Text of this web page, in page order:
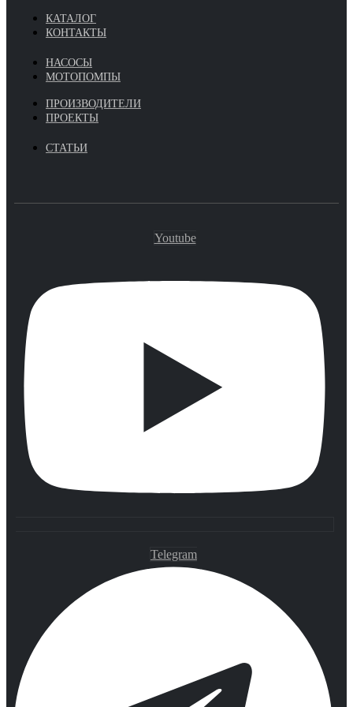
КАТАЛОГ
КОНТАКТЫ
НАСОСЫ
МОТОПОМПЫ
ПРОИЗВОДИТЕЛИ
ПРОЕКТЫ
СТАТЬИ
Youtube
Telegram